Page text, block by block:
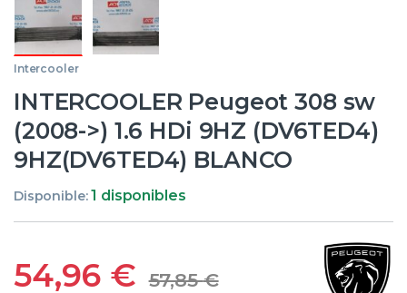
Intercooler
INTERCOOLER Peugeot 308 sw
(2008->) 1.6 HDi 9HZ (DV6TED4)
9HZ(DV6TED4) BLANCO
Disponible:1 disponibles
54,96 € 57,85€